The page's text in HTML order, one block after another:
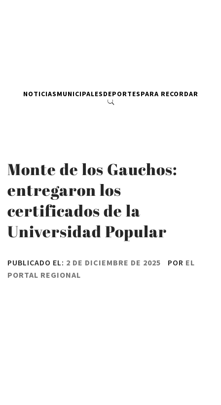
NOTICIASMUNICIPALESDEPORTESPARA RECORDAR
Monte de los Gauchos:
entregaron los
certificados de la
Universidad Popular
PUBLICADO EL: 2 DE DICIEMBRE DE 2025 POR EL
PORTAL REGIONAL